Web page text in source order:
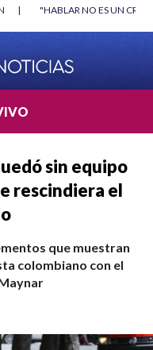
DE BETO CORAL |
sin equipo
rescindiera el
que muestran
colombiano con el